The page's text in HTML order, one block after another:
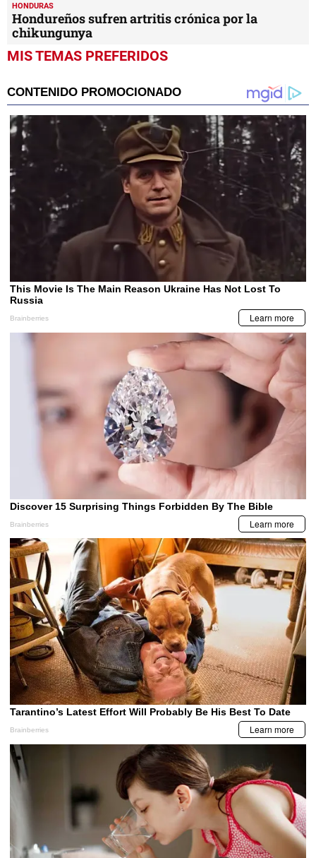
HONDURAS
Hondureños sufren artritis crónica por la
chikungunya
MIS TEMAS PREFERIDOS